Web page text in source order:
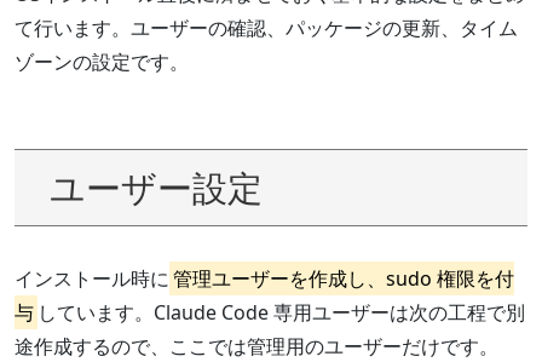
て行います。ユーザーの確認、パッケージの更新、タイム
ゾーンの設定です。
ユーザー設定
インストール時に管理ユーザーを作成し、sudo 権限を付
与 しています。Claude Code 専用ユーザーは次の工程で別
途作成するので、ここでは管理用のユーザーだけです。